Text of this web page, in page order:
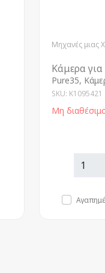
Μηχανές μιας
Κάμερα
Pure35,
SKU: K1095421
Μη